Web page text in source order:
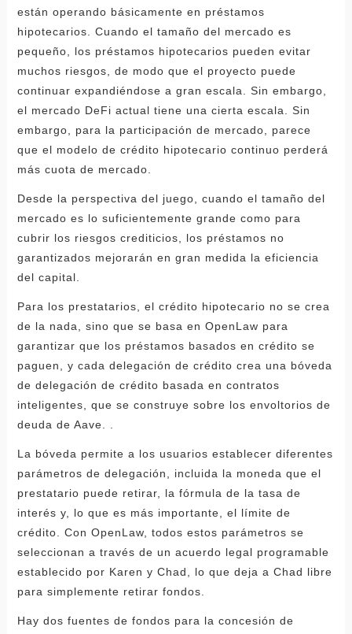
están operando básicamente en préstamos
hipotecarios. Cuando el tamaño del mercado es
pequeño, los préstamos hipotecarios pueden evitar
muchos riesgos, de modo que el proyecto puede
continuar expandiéndose a gran escala. Sin embargo,
el mercado DeFi actual tiene una cierta escala. Sin
embargo, para la participación de mercado, parece
que el modelo de crédito hipotecario continuo perderá
más cuota de mercado.
Desde la perspectiva del juego, cuando el tamaño del
mercado es lo suficientemente grande como para
cubrir los riesgos crediticios, los préstamos no
garantizados mejorarán en gran medida la eficiencia
del capital.
Para los prestatarios, el crédito hipotecario no se crea
de la nada, sino que se basa en OpenLaw para
garantizar que los préstamos basados ​​en crédito se
paguen, y cada delegación de crédito crea una bóveda
de delegación de crédito basada en contratos
inteligentes, que se construye sobre los envoltorios de
deuda de Aave. .
La bóveda permite a los usuarios establecer diferentes
parámetros de delegación, incluida la moneda que el
prestatario puede retirar, la fórmula de la tasa de
interés y, lo que es más importante, el límite de
crédito. Con OpenLaw, todos estos parámetros se
seleccionan a través de un acuerdo legal programable
establecido por Karen y Chad, lo que deja a Chad libre
para simplemente retirar fondos.
Hay dos fuentes de fondos para la concesión de